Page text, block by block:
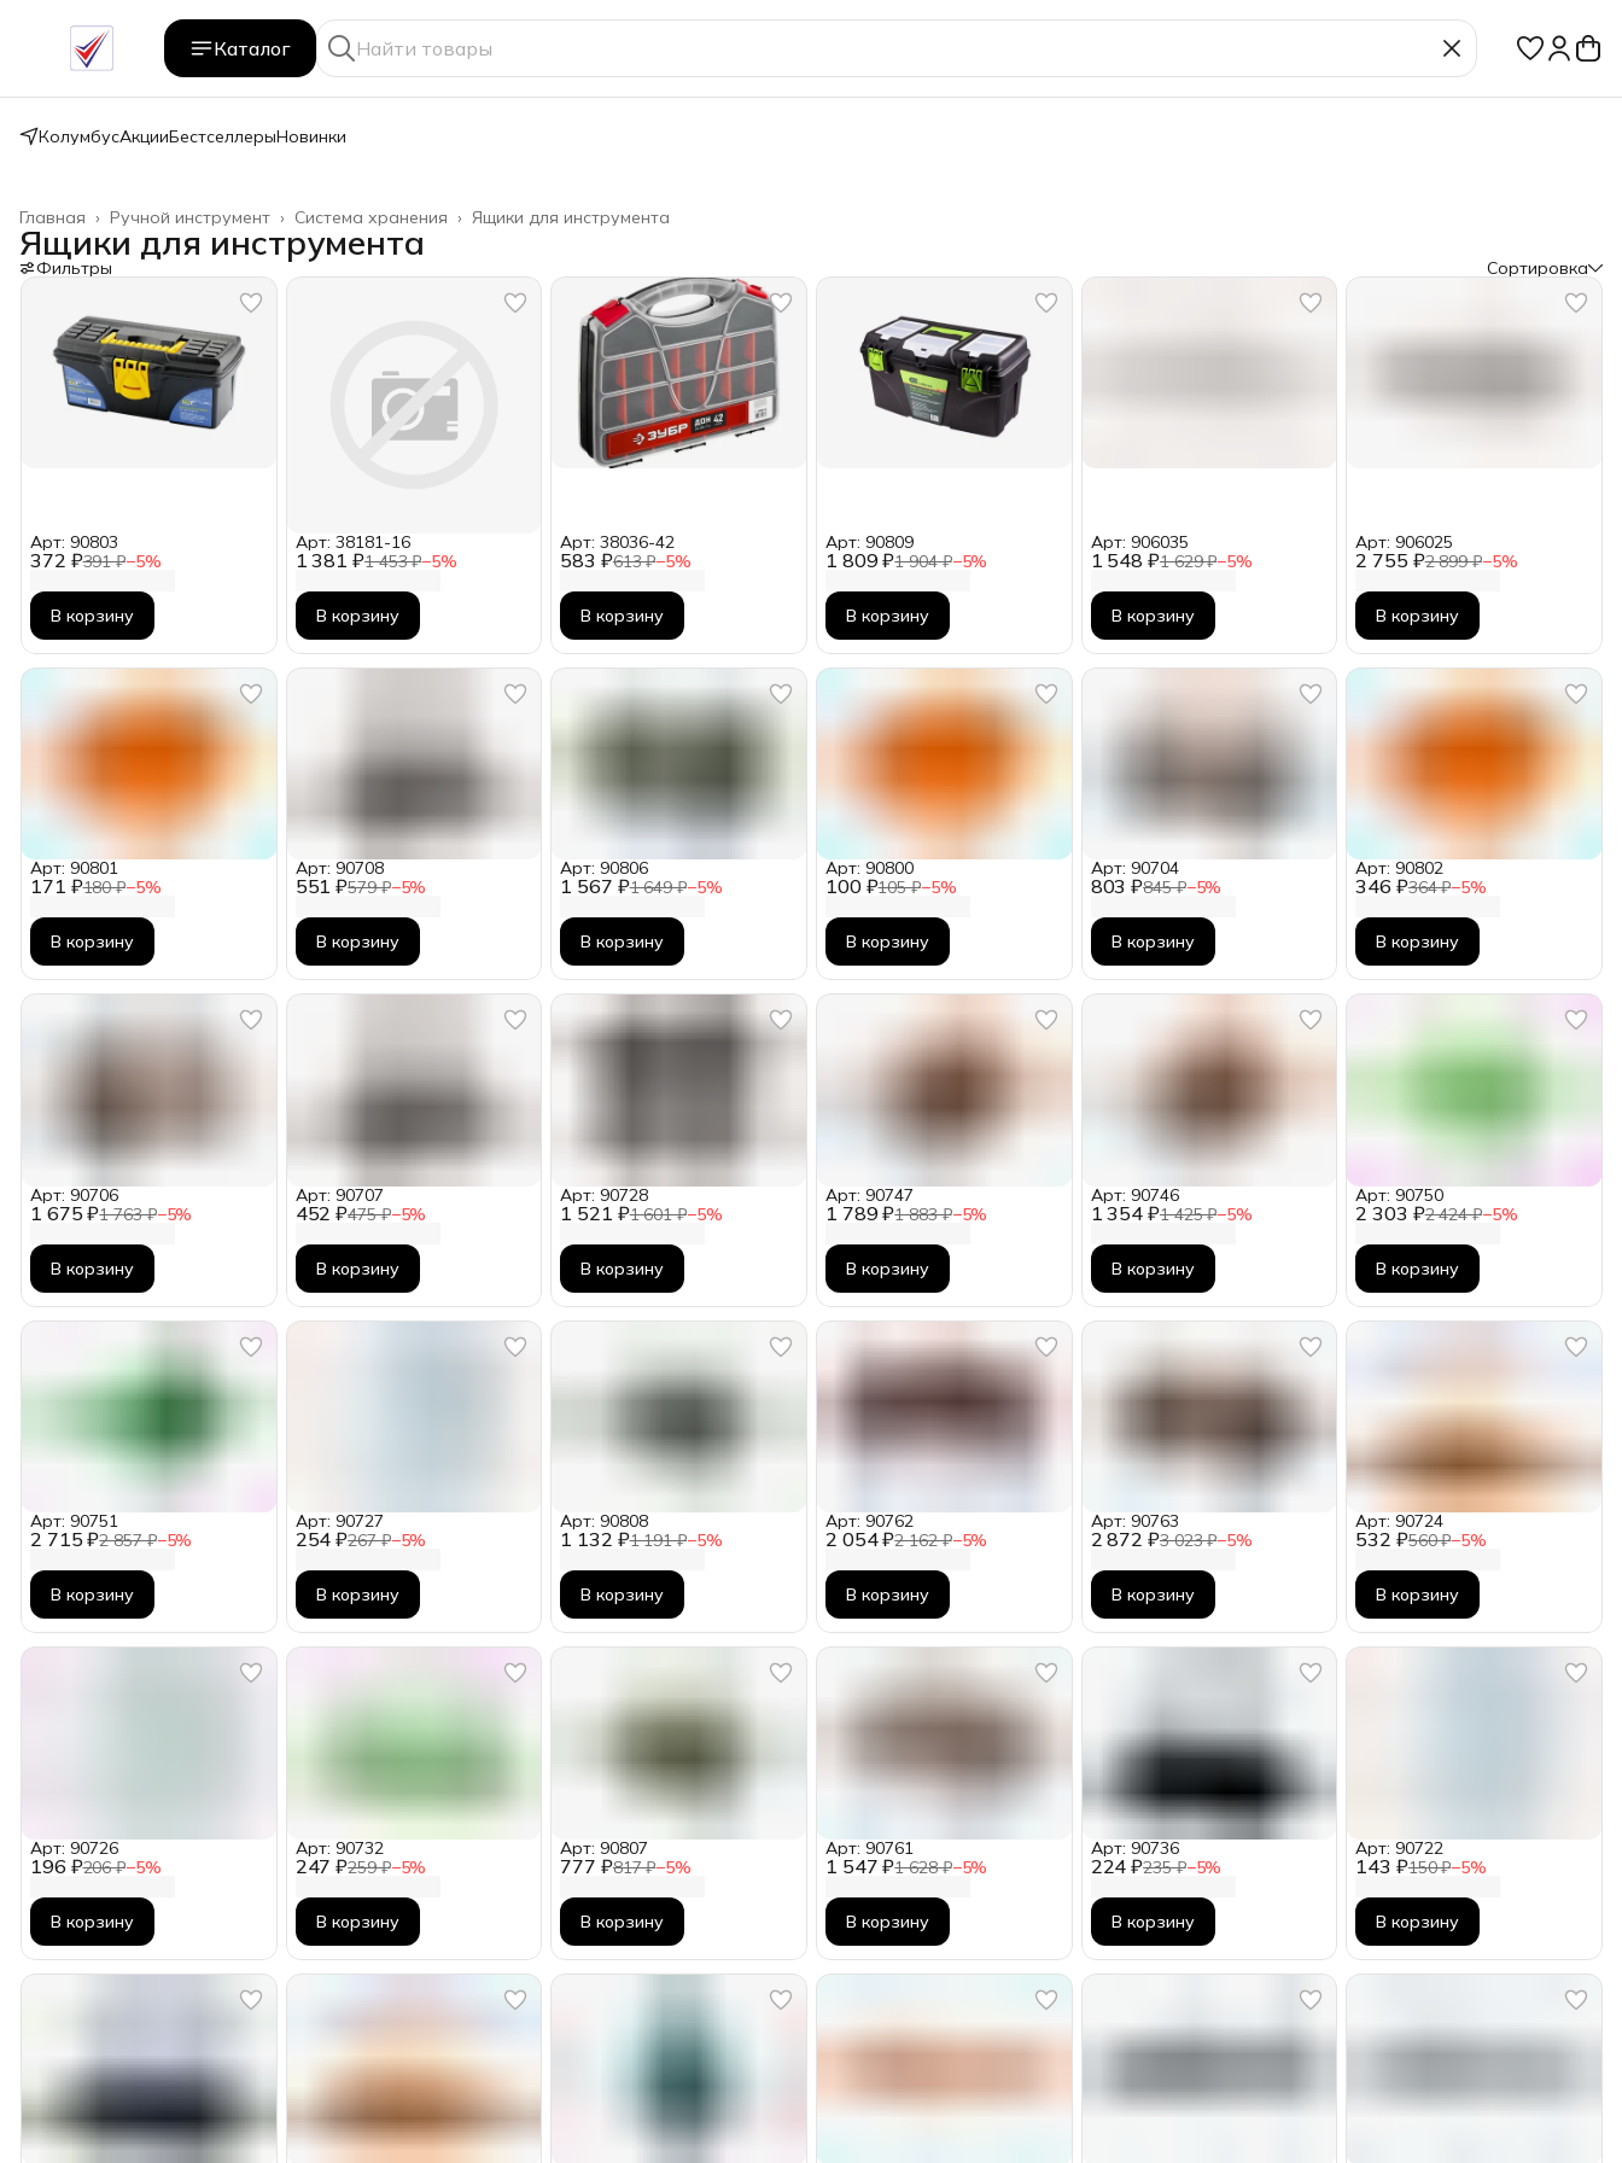
Каталог
КолумбусАкцииБестселлерыНовинки
Ящики для инструмента
Система хранения ›
Ручной инструмент ›
Главная ›
Ящики для инструмента
Фильтры Сортировка
372 ₽391 ₽−5%
Арт: 90803
В корзину
1 381 ₽1 453 ₽−5%
Арт: 38181-16
В корзину
583 ₽613 ₽−5%
Арт: 38036-42
В корзину
1 809 ₽1 904 ₽−5%
Арт: 90809
В корзину
1 548 ₽1 629 ₽−5%
Арт: 906035
В корзину
2 755 ₽2 899 ₽−5%
Арт: 906025
В корзину
171 ₽180 ₽−5%
Арт: 90801
В корзину
551 ₽579 ₽−5%
Арт: 90708
В корзину
1 567 ₽1 649 ₽−5%
Арт: 90806
В корзину
100 ₽105 ₽−5%
Арт: 90800
В корзину
803 ₽845 ₽−5%
Арт: 90704
В корзину
346 ₽364 ₽−5%
Арт: 90802
В корзину
1 675 ₽1 763 ₽−5%
Арт: 90706
В корзину
452 ₽475 ₽−5%
Арт: 90707
В корзину
1 521 ₽1 601 ₽−5%
Арт: 90728
В корзину
1 789 ₽1 883 ₽−5%
Арт: 90747
В корзину
1 354 ₽1 425 ₽−5%
Арт: 90746
В корзину
2 303 ₽2 424 ₽−5%
Арт: 90750
В корзину
2 715 ₽2 857 ₽−5%
Арт: 90751
В корзину
254 ₽267 ₽−5%
Арт: 90727
В корзину
1 132 ₽1 191 ₽−5%
Арт: 90808
В корзину
2 054 ₽2 162 ₽−5%
Арт: 90762
В корзину
2 872 ₽3 023 ₽−5%
Арт: 90763
В корзину
532 ₽560 ₽−5%
Арт: 90724
В корзину
196 ₽206 ₽−5%
Арт: 90726
В корзину
247 ₽259 ₽−5%
Арт: 90732
В корзину
777 ₽817 ₽−5%
Арт: 90807
В корзину
1 547 ₽1 628 ₽−5%
Арт: 90761
В корзину
224 ₽235 ₽−5%
Арт: 90736
В корзину
143 ₽150 ₽−5%
Арт: 90722
В корзину